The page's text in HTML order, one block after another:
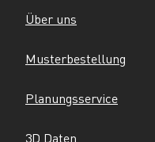
Über uns
Musterbestellung
Planungsservice
3D Daten